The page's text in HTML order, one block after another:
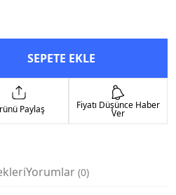
SEPETE EKLE
Paylaş Fiyatı Düşünce Haber
Ver
Yorumlar 0